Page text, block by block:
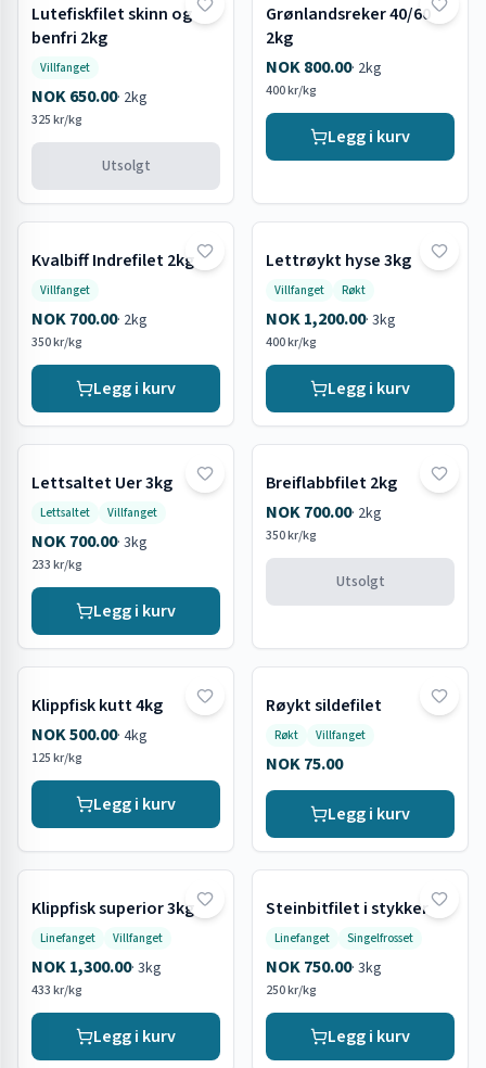
Utsolgt
Lutefiskfilet skinn og
benfri 2kg
Villfanget
NOK 650.00· 2kg
325 kr/kg
Utsolgt
Grønlandsreker 40/60
2kg
NOK 800.00· 2kg
400 kr/kg
Legg i kurv
Kvalbiff Indrefilet 2kg
Villfanget
NOK 700.00· 2kg
350 kr/kg
Legg i kurv
Lettrøykt hyse 3kg
Villfanget Røkt
NOK 1,200.00· 3kg
400 kr/kg
Legg i kurv
Lettsaltet Uer 3kg
Lettsaltet Villfanget
NOK 700.00· 3kg
233 kr/kg
Legg i kurv
Utsolgt
Breiflabbfilet 2kg
NOK 700.00· 2kg
350 kr/kg
Utsolgt
Klippfisk kutt 4kg
NOK 500.00· 4kg
125 kr/kg
Legg i kurv
Røykt sildefilet
Røkt Villfanget
NOK 75.00
Legg i kurv
Klippfisk superior 3kg
Linefanget Villfanget
NOK 1,300.00· 3kg
433 kr/kg
Legg i kurv
Steinbitfilet i stykker
Linefanget Singelfrosset
NOK 750.00· 3kg
250 kr/kg
Legg i kurv